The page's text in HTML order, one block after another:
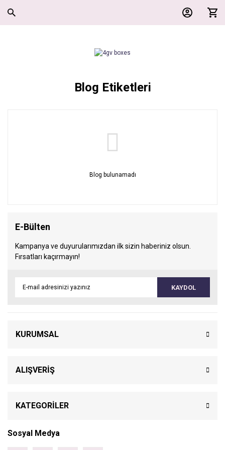
Blog Etiketleri
Blog bulunamadı
E-Bülten
Kampanya ve duyurularımızdan ilk sizin haberiniz olsun.
Fırsatları kaçırmayın!
KAYDOL
KURUMSAL
ALIŞVERİŞ
KATEGORİLER
Sosyal Medya